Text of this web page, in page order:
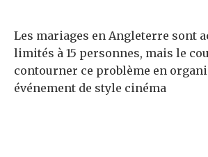
Les mariages en Angleterre sont
limités à 15 personnes, mais le
contourner ce problème en
événement de style cinéma